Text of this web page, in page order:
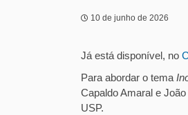
10 de junho de 2026
Já está disponível, no
Para abordar o tema
Capaldo Amaral e
USP.